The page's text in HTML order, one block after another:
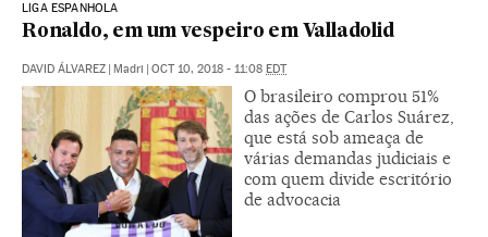
LIGA ESPANHOLA
Ronaldo, em um vespeiro em Valladolid
DAVID ÁLVAREZ Madri OCT 10, 2018 - 11:08 EDT
O brasileiro comprou 51%
das ações de Carlos Suárez,
que está sob ameaça de
várias demandas judiciais e
com quem divide escritório
de advocacia